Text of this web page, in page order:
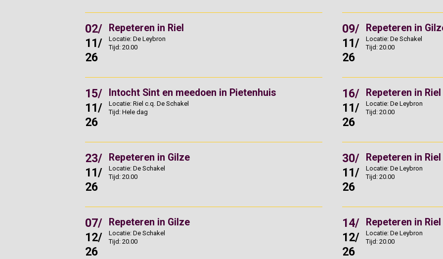
02/
11/
26
Repeteren in Riel
Locatie: De Leybron
Tijd: 20.00
09/
11/
26
Repeteren in
Locatie: De Schakel
Tijd: 20.00
15/
11/
26
Intocht Sint en meedoen in Pietenhuis
Locatie: Riel c.q. De Schakel
Tijd: Hele dag
16/
11/
26
Repeteren in Riel
Locatie: De Leybron
Tijd: 20.00
23/
11/
26
Repeteren in Gilze
Locatie: De Schakel
Tijd: 20.00
30/
11/
26
Repeteren in Riel
Locatie: De Leybron
Tijd: 20.00
07/
12/
26
Repeteren in Gilze
Locatie: De Schakel
Tijd: 20.00
14/
12/
26
Repeteren in Riel
Locatie: De Leybron
Tijd: 20.00